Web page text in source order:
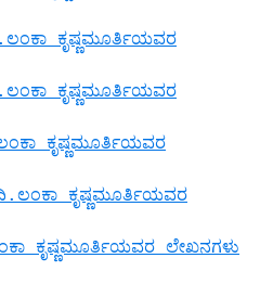
ಕೃಷ್ಣಮೂರ್ತಿಯವರ
ಕೃಷ್ಣಮೂರ್ತಿಯವರ
ಕೃಷ್ಣಮೂರ್ತಿಯವರ
ಕೃಷ್ಣಮೂರ್ತಿಯವರ
ಕೃಷ್ಣಮೂರ್ತಿಯವರ ಲೇಖನಗಳು